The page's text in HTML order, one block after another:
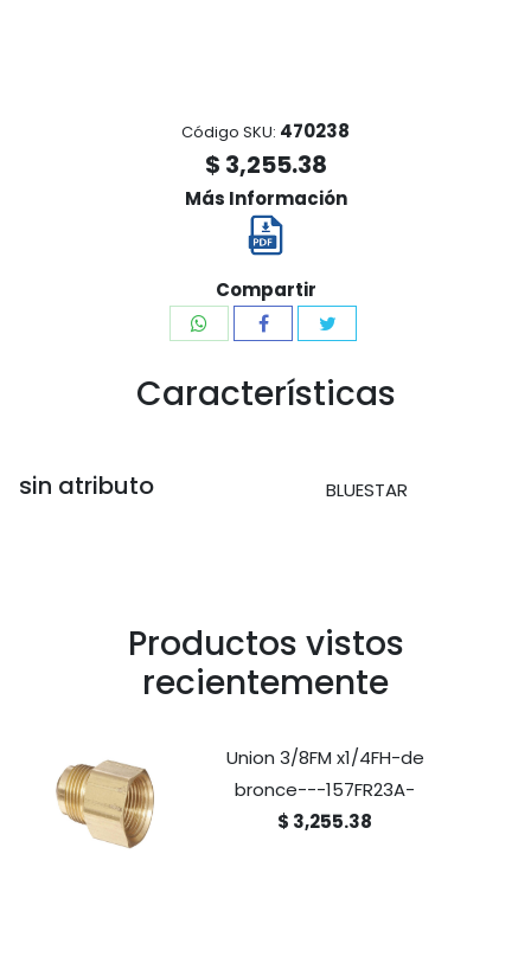
Código SKU: 470238
$ 3,255.38
Más Información
Compartir
Características
sin atributo BLUESTAR
Productos vistos
recientemente
Union 3/8FM x1/4FH-de
bronce---157FR23A-
$ 3,255.38